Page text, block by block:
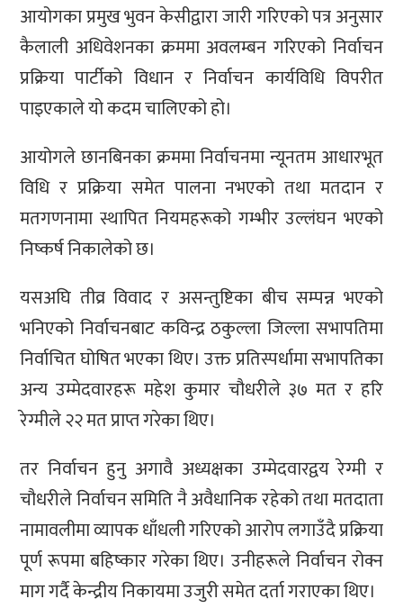
आयोगका प्रमुख भुवन केसीद्वारा जारी गरिएको पत्र अनुसार
कैलाली अधिवेशनका क्रममा अवलम्बन गरिएको निर्वाचन
प्रक्रिया पार्टीको विधान र निर्वाचन कार्यविधि विपरीत
पाइएकाले यो कदम चालिएको हो।
आयोगले छानबिनका क्रममा निर्वाचनमा न्यूनतम आधारभूत
विधि र प्रक्रिया समेत पालना नभएको तथा मतदान र
मतगणनामा स्थापित नियमहरूको गम्भीर उल्लंघन भएको
निष्कर्ष निकालेको छ।
यसअघि तीव्र विवाद र असन्तुष्टिका बीच सम्पन्न भएको
भनिएको निर्वाचनबाट कविन्द्र ठकुल्ला जिल्ला सभापतिमा
निर्वाचित घोषित भएका थिए। उक्त प्रतिस्पर्धामा सभापतिका
अन्य उम्मेदवारहरू महेश कुमार चौधरीले ३७ मत र हरि
रेग्मीले २२ मत प्राप्त गरेका थिए।
तर निर्वाचन हुनु अगावै अध्यक्षका उम्मेदवारद्वय रेग्मी र
चौधरीले निर्वाचन समिति नै अवैधानिक रहेको तथा मतदाता
नामावलीमा व्यापक धाँधली गरिएको आरोप लगाउँदै प्रक्रिया
पूर्ण रूपमा बहिष्कार गरेका थिए। उनीहरूले निर्वाचन रोक्न
माग गर्दै केन्द्रीय निकायमा उजुरी समेत दर्ता गराएका थिए।